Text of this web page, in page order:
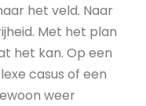
het veld. Naar
Met het plan
het kan. Op een
casus of een
weer